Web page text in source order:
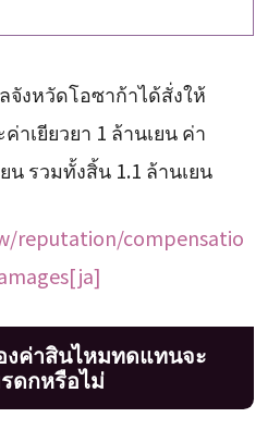
จังหวัดโอซาก้าได้สั่งให้
าเยียวยา 1 ล้านเยน ค่า
น รวมทั้งสิ้น 1.1 ล้านเยน
reputation/compensatio
งค่าสินไหมทดแทนจะ
ดกหรือไม่